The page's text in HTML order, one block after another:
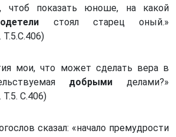
чтоб показать юноше, на какой
стоял старец оный.»
мои, что может сделать вера в
добрымиделами?»
С.406)
сказал: «начало премудрости